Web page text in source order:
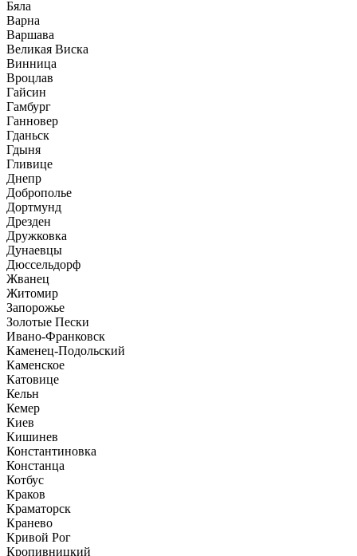
Бяла
Варна
Варшава
Великая Виска
Винница
Вроцлав
Гайсин
Гамбург
Ганновер
Гданьск
Гдыня
Гливице
Днепр
Доброполье
Дортмунд
Дрезден
Дружковка
Дунаевцы
Дюссельдорф
Жванец
Житомир
Запорожье
Золотые Пески
Ивано-Франковск
Каменец-Подольский
Каменское
Катовице
Кельн
Кемер
Киев
Кишинев
Константиновка
Констанца
Котбус
Краков
Краматорск
Кранево
Кривой Рог
Кропивницкий